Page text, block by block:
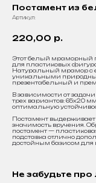
Постамент из
Артикул:
220,00 р.
Этот белый мраморный
для пластиковых
Натуральный мрамор с
уникальными
презентабельный и
В зависимости от
трех вариантов: 65х20
оптимальную
Постамент
значимость вручения.
постамент —
подставка отлично
достойным базисом для
Не забудьте